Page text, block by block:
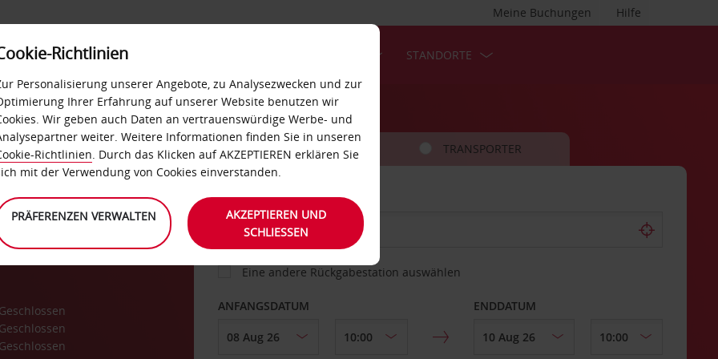
Hilfe
Meine Buchungen
SELF-SERVICES STANDORTE
Geschlossen
Geschlossen
Geschlossen
FAHRZEUG TRANSPORTER
ABHOLEN VON
Eine andere Rückgabestation auswählen
ANFANGSDATUM ENDDATUM
Richtlinien
Personalisierung unserer Angebote, zu Analysezwecken und zur
Ihrer Erfahrung auf unserer Website benutzen wir
Wir geben auch Daten an vertrauenswürdige Werbe- und
weiter. Weitere Informationen finden Sie in unseren
Richtlinien. Durch das Klicken auf AKZEPTIEREN erklären Sie
mit der Verwendung von Cookies einverstanden.
PRÄFERENZEN VERWALTEN
AKZEPTIEREN UND
SCHLIESSEN